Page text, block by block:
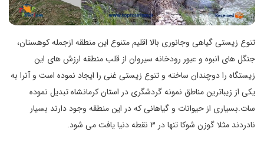
تنوع زیستی گیاهی وجانوری بالا اقلیم متنوع این منطقه ازجمله کوهستان،
جنگل های انبوه و عبور رودخانه سیروان از قلب منطقه ارزش های این
زیستگاه را دوچندان ساخته و تنوع زیستی غنی را ایجاد نموده است و آنرا به
یکی از زیباترین مناطق نمونه گردشگری در استان کرمانشاه تبدیل نموده
سات.بسیاری از حیوانات و گیاهانی که در این منطقه وجود دارند بسیار
نادردند مثلا گوزن شوکا تنها در ۳ نقطه دنیا یافت می شود.